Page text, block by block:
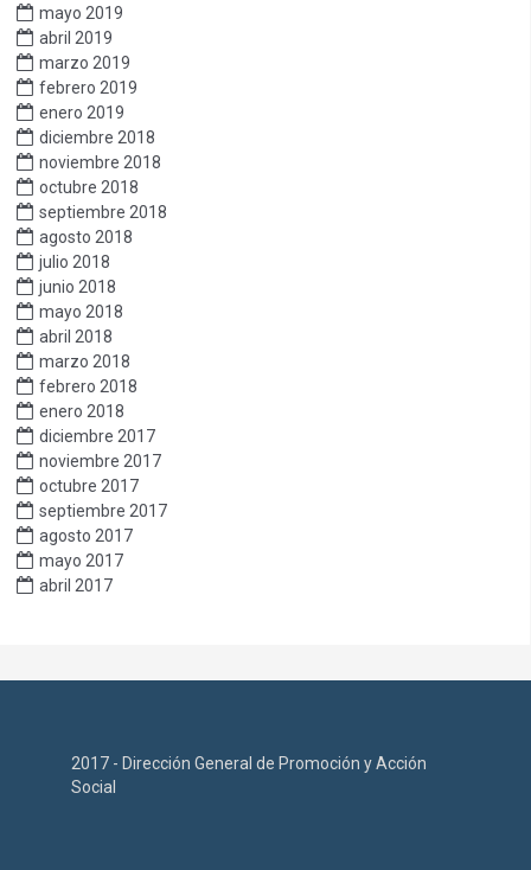
mayo 2019
abril 2019
marzo 2019
febrero 2019
enero 2019
diciembre 2018
noviembre 2018
octubre 2018
septiembre 2018
agosto 2018
julio 2018
junio 2018
mayo 2018
abril 2018
marzo 2018
febrero 2018
enero 2018
diciembre 2017
noviembre 2017
octubre 2017
septiembre 2017
agosto 2017
mayo 2017
abril 2017
2017 - Dirección General de Promoción y Acción
Social